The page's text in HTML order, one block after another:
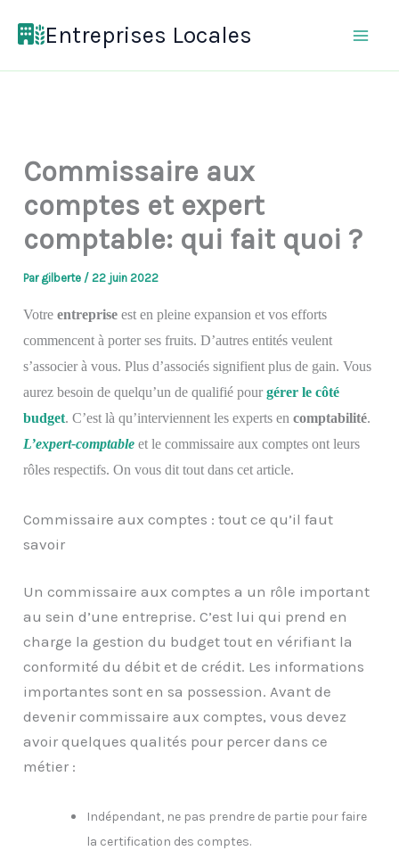
Entreprises Locales
Commissaire aux
comptes et expert
comptable: qui fait quoi ?
Par gilberte /22 juin 2022
Votreentreprise est en pleine expansion et vos efforts
commencent à porter ses fruits. D’autres entités veulent
s’associer à vous. Plus d’associés signifient plus de gain. Vous
aurez besoin de quelqu’un de qualifié pourgérer le côté
budget. C’est là qu’interviennent les experts encomptabilité.
L’expert-comptable et le commissaire aux comptes ont leurs
rôles respectifs. On vous dit tout dans cet article.
Commissaire aux comptes : tout ce qu’il faut
savoir
Un commissaire aux comptes a un rôle important
au sein d’une entreprise. C’est lui qui prend en
charge la gestion du budget tout en vérifiant la
conformité du débit et de crédit. Les informations
importantes sont en sa possession. Avant de
devenir commissaire aux comptes, vous devez
avoir quelques qualités pour percer dans ce
métier :
Indépendant, ne pas prendre de partie pour faire
la certification des comptes.